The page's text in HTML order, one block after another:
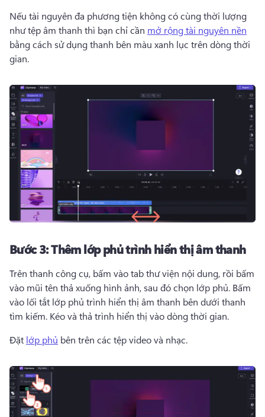
Nếu tài nguyên đa phương tiện không có cùng thời lượng
như tệp âm thanh thì bạn chỉ cần mở rộng tài nguyên nền
bằng cách sử dụng thanh bên màu xanh lục trên dòng thời
gian.
Bước 3:Thêm lớp phủ trình hiển thị âm thanh
Trên thanh công cụ, bấm vào tab thư viện nội dung, rồi bấm
vào mũi tên thả xuống hình ảnh, sau đó chọn lớp phủ. Bấm
vào lối tắt lớp phủ trình hiển thị âm thanh bên dưới thanh
tìm kiếm. Kéo và thả trình hiển thị vào dòng thời gian.
Đặt lớp phủ bên trên các tệp video và nhạc.